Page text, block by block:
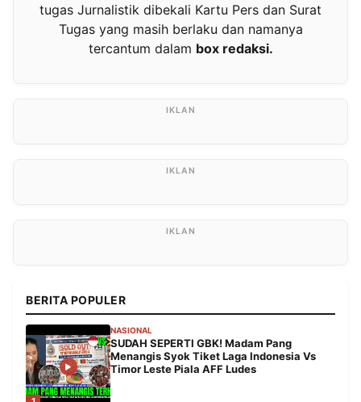
tugas Jurnalistik dibekali Kartu Pers dan Surat
Tugas yang masih berlaku dan namanya
tercantum dalam box redaksi.
BERITA POPULER
NASIONAL
SUDAH SEPERTI GBK! Madam Pang
Menangis Syok Tiket Laga Indonesia Vs
Timor Leste Piala AFF Ludes